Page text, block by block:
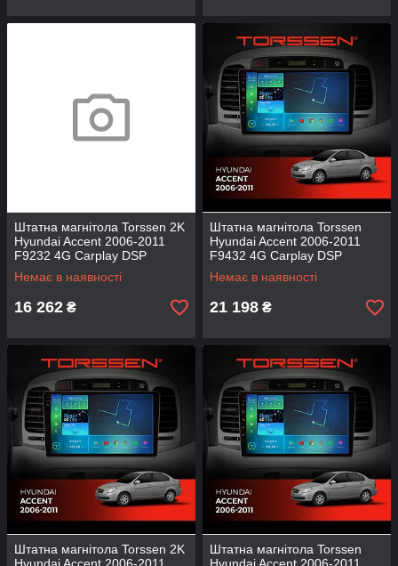
Штатна магнітола Torssen 2K
Hyundai Accent 2006-2011
F9232 4G Carplay DSP
Немає в наявності
16 262 ₴
Штатна магнітола Torssen
Hyundai Accent 2006-2011
F9432 4G Carplay DSP
Немає в наявності
21 198 ₴
Штатна магнітола Torssen 2K
Штатна магнітола Torssen